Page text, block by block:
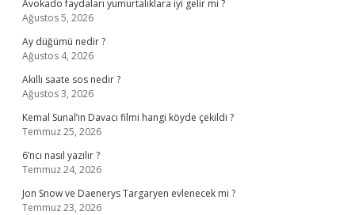
Avokado faydaları yumurtalıklara iyi gelir mi ?
Ağustos 5, 2026
Ay düğümü nedir ?
Ağustos 4, 2026
Akıllı saate sos nedir ?
Ağustos 3, 2026
Kemal Sunal’ın Davacı filmi hangi köyde çekildi ?
Temmuz 25, 2026
6’ncı nasıl yazılır ?
Temmuz 24, 2026
Jon Snow ve Daenerys Targaryen evlenecek mi ?
Temmuz 23, 2026